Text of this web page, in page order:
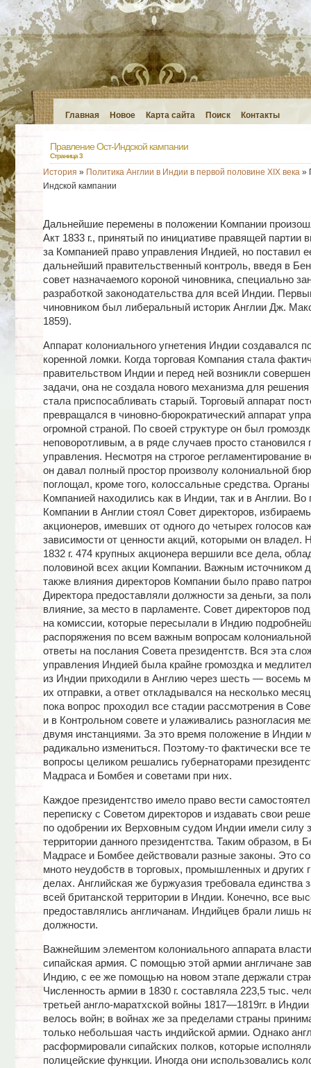
Главная Новое Карта сайта Поиск Контакты
Правление Ост-Индской кампании
Страница 3
История » Политика Англии в Индии в первой половине XIX века»
Индской кампании
Дальнейшие перемены в положении Компании
Акт 1833 г., принятый по инициативе правящей партии
за Компанией право управления Индией, но поставил
дальнейший правительственный контроль, введя в
совет назначаемого короной чиновника, специально
разработкой законодательства для всей Индии.
чиновником был либеральный историк Англии Дж.
1859).
Аппарат колониального угнетения Индии создавался
коренной ломки. Когда торговая Компания стала
правительством Индии и перед ней возникли
задачи, она не создала нового механизма для решения
стала приспосабливать старый. Торговый аппарат
превращался в чиновно-бюрократический аппарат
огромной страной. По своей структуре он был
неповоротливым, а в ряде случаев просто становился
управления. Несмотря на строгое регламентирование
он давал полный простор произволу колониальной
поглощал, кроме того, колоссальные средства.
Компанией находились как в Индии, так и в Англии. Во
Компании в Англии стоял Совет директоров,
акционеров, имевших от одного до четырех голосов
зависимости от ценности акций, которыми он владел.
1832 г. 474 крупных акционера вершили все дела,
половиной всех акции Компании. Важным источником
также влияния директоров Компании было право
Директора предоставляли должности за деньги, за
влияние, за место в парламенте. Совет директоров
на комиссии, которые пересылали в Индию
распоряжения по всем важным вопросам
ответы на послания Совета президентств. Вся эта
управления Индией была крайне громоздка и
из Индии приходили в Англию через шесть — восемь
их отправки, а ответ откладывался на несколько
пока вопрос проходил все стадии рассмотрения в
и в Контрольном совете и улаживались разногласия
двумя инстанциями. За это время положение в Индии
радикально измениться. Поэтому-то фактически все
вопросы целиком решались губернаторами
Мадраса и Бомбея и советами при них.
Каждое президентство имело право вести
переписку с Советом директоров и издавать свои
по одобрении их Верховным судом Индии имели силу
территории данного президентства. Таким образом, в
Мадрасе и Бомбее действовали разные законы. Это
мното неудобств в торговых, промышленных и других
делах. Английская же буржуазия требовала единства
всей британской территории в Индии. Конечно, все
предоставлялись англичанам. Индийцев брали лишь
должности.
Важнейшим элементом колониального аппарата
сипайская армия. С помощью этой армии англичане
Индию, с ее же помощью на новом этапе держали
Численность армии в 1830 г. составляла 223,5 тыс.
третьей англо-маратхской войны 1817—1819гг. в
велось войн; в войнах же за пределами страны
только небольшая часть индийской армии. Однако
расформировали сипайских полков, которые
полицейские функции. Иногда они использовались